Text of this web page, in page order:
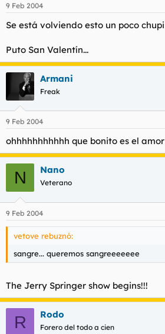
9 Feb 2004
Se está volviendo esto un poco
Puto San Valentín...
Armani
Freak
9 Feb 2004
ohhhhhhhhhhh que bonito es el amor
N Nano
Veterano
9 Feb 2004
vetove rebuznó:
sangre... queremos sangreeeeeee
The Jerry Springer show begins!!!
R Rodo
Forero del todo a cien